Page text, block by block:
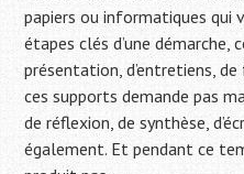
papiers ou informatiques qui
étapes clés d’une
présentation, d’entretiens,
ces supports demande pas
de réflexion, de synthèse,
également. Et pendant ce